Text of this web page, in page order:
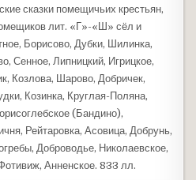
сказки помещичьих крестьян,
лит. «Г»-«Ш» сёл и
Борисово, Дубки, Шилинка,
Сенное, Липницкий, Игрицкое,
Козлова, Шарово, Добричек,
Козинка, Круглая-Поляна,
(Бандино),
Рейтаровка, Асовица, Добрунь,
Доброводье, Николаевское,
Анненское. 833 лл.